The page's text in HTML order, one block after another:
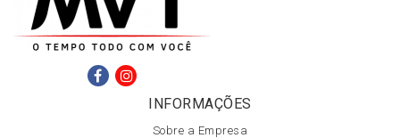
INFORMAÇÕES
Sobre a Empresa